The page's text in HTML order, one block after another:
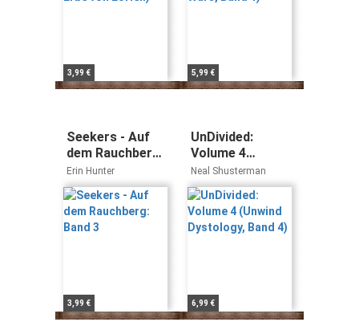
3,99 € 5,99 €
Seekers - Auf
dem Rauchberg:
Band 3
Erin Hunter
3,99 €
UnDivided:
Volume 4
(Unwind
Dystology, Band
4)
Neal Shusterman
6,99 €